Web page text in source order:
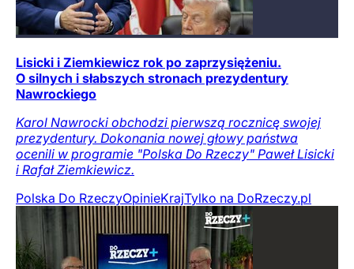
Lisicki i Ziemkiewicz rok po zaprzysiężeniu.
O silnych i słabszych stronach prezydentury
Nawrockiego
Karol Nawrocki obchodzi pierwszą rocznicę swojej
prezydentury. Dokonania nowej głowy państwa
ocenili w programie "Polska Do Rzeczy" Paweł Lisicki
i Rafał Ziemkiewicz.
Polska Do RzeczyOpinieKrajTylko na DoRzeczy.pl